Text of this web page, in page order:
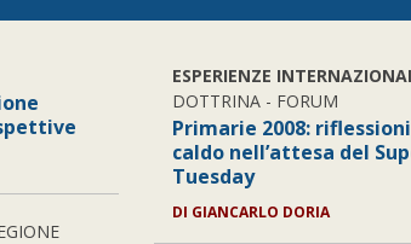
ESPERIENZE
DOTTRINA - FORUM
Primarie 2008:
caldo nell’attesa del
Tuesday
DI GIANCARLO DORIA